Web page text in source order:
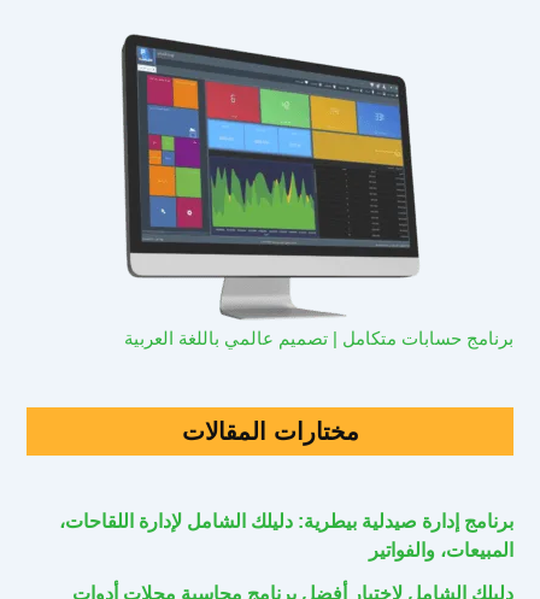
برنامج حسابات متكامل | تصميم عالمي باللغة العربية
مختارات المقالات
برنامج إدارة صيدلية بيطرية: دليلك الشامل لإدارة اللقاحات،
المبيعات، والفواتير
دليلك الشامل لاختيار أفضل برنامج محاسبة محلات أدوات